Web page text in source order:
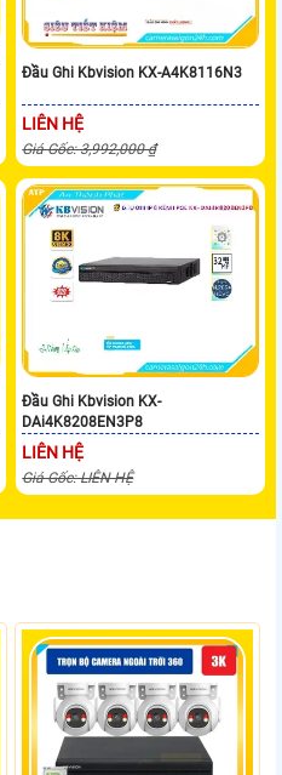
Đầu Ghi Kbvision KX-A4K8116N3
LIÊN HỆ
Giá Gốc: 3,992,000 ₫
Đầu Ghi Kbvision KX-
DAi4K8208EN3P8
LIÊN HỆ
Giá Gốc: LIÊN HỆ